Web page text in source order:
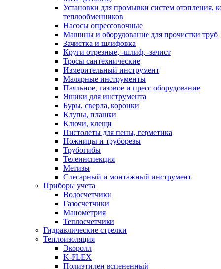
Установки для промывки систем отопления,
теплообменников
Насосы опрессовочные
Машины и оборудование для прочистки труб
Зачистка и шлифовка
Круги отрезные, -шлиф, -зачист
Тросы сантехнические
Измерительный инструмент
Малярные инструменты
Паяльное, газовое и пресс оборудование
Ящики для инструмента
Буры, сверла, коронки
Клупы, плашки
Ключи, клещи
Пистолеты для пены, герметика
Ножницы и труборезы
Трубогибы
Телеинспекция
Метизы
Слесарный и монтажный инструмент
Приборы учета
Водосчетчики
Газосчетчики
Манометрия
Теплосчетчики
Гидравлические стрелки
Теплоизоляция
Экоролл
K-FLEX
Полиэтилен вспененный